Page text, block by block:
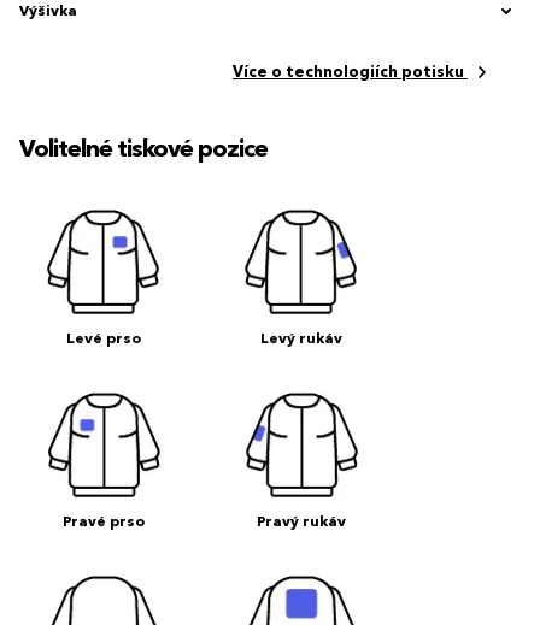
Výšivka
Více o technologiích potisku
Volitelné tiskové pozice
Levé prso Levý rukáv
Pravé prso Pravý rukáv